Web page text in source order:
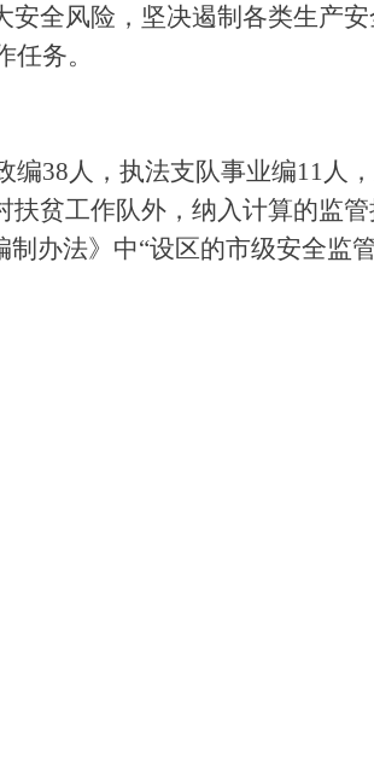
全风险，坚决遏制各类生产
务。
38人，执法支队事业编11人
贫工作队外，纳入计算的监
办法》中“设区的市级安全监